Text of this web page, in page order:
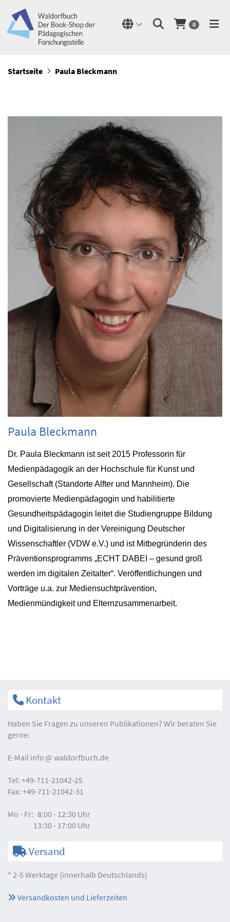
0
Startseite Paula Bleckmann
Paula Bleckmann
Dr. Paula Bleckmann ist seit 2015 Professorin für
Medienpädagogik an der Hochschule für Kunst und
Gesellschaft (Standorte Alfter und Mannheim). Die
promovierte Medienpädagogin und habilitierte
Gesundheitspädagogin leitet die Studiengruppe Bildung
und Digitalisierung in der Vereinigung Deutscher
Wissenschaftler (VDW e.V.) und ist Mitbegründerin des
Präventionsprogramms „ECHT DABEI – gesund groß
werden im digitalen Zeitalter“. Veröffentlichungen und
Vorträge u.a. zur Mediensuchtprävention,
Medienmündigkeit und Elternzusammenarbeit.
Kontakt
Haben Sie Fragen zu unseren Publikationen? Wir beraten Sie
gerne:
E-Mail info waldorfbuch.de
Tel: +49-711-21042-25
Fax: +49-711-21042-31
Mo - Fr: 8:00 - 12:30 Uhr
13:30 - 17:00 Uhr
Versand
* 2-5 Werktage (innerhalb Deutschlands)
Versandkosten und Lieferzeiten